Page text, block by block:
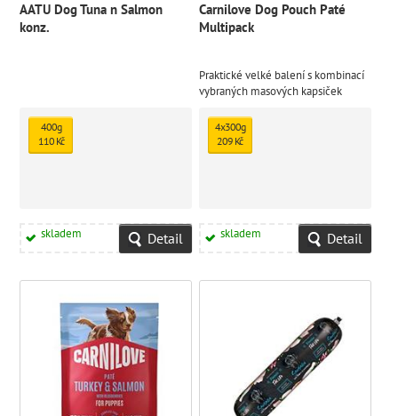
AATU Dog Tuna n Salmon
konz.
400g
110 Kč
skladem Detail
Carnilove Dog Pouch Paté
Multipack
Praktické velké balení s kombinací
vybraných masových kapsiček
4x300g
209 Kč
skladem Detail